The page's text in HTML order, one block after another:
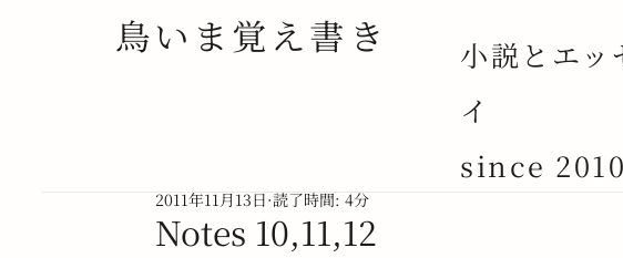
鳥いま覚え書き
小説とエッ
イ
since 2010
Notes 10,11,12
2011年11月13日 読了時間: 4分